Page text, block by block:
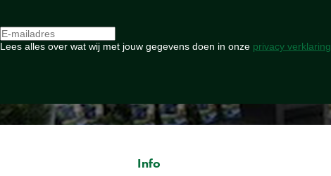
Lees alles over wat wij met jouw gegevens doen in onze privacy verklaring
Info